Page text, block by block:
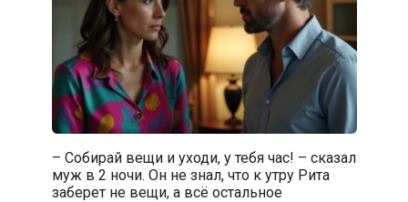
– Собирай вещи и уходи, у тебя час! – сказал
муж в 2 ночи. Он не знал, что к утру Рита
заберет не вещи, а всё остальное